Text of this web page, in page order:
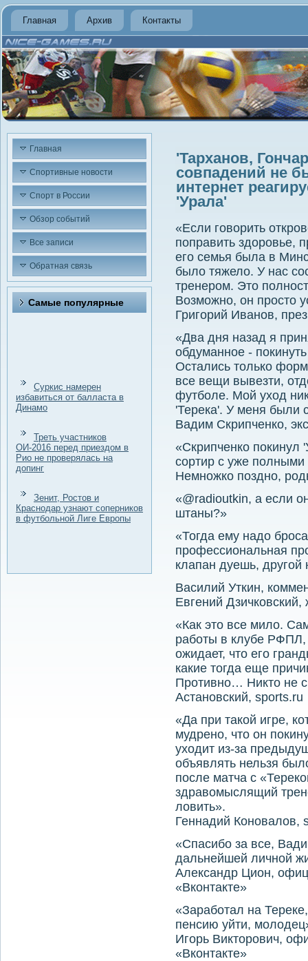
Главная Архив Контакты
Главная
Спортивные новости
Спорт в России
Обзор событий
Все записи
Обратная связь
Самые популярные
Суркис намерен
избавиться от балласта в
Динамо
Треть участников
ОИ-2016 перед приездом в
Рио не проверялась на
допинг
Зенит, Ростов и
Краснодар узнают соперников
в футбольной Лиге Европы
'Тарханов,
совпадений не
интернет
'Урала'
«Если говорить
поправить здоровье,
его семья была в
было тяжело. У нас
тренером. Это
Возможно, он просто
Григорий Иванов,
«Два дня назад я
обдуманное -
Остались только
все вещи вывезти,
футболе. Мой уход
'Терека'. У меня были
Вадим Скрипченко,
«Скрипченко покинул
сортир с уже
Немножко поздно,
«@radioutkin, а если
штаны?»
«Тогда ему надо
профессиональная
клапан дуешь, другой
Василий Уткин,
Евгений
«Как это все мило.
работы в клубе РФПЛ,
ожидает, что его
какие тогда еще
Противно… Никто не
Астановский, sports.ru
«Да при такой игре,
мудрено, что он
уходит из-за
объявлять нельзя
после матча с
здравомыслящий
ловить».
Геннадий Коновалов,
«Спасибо за все,
дальнейшей личной
Александр Цион,
«Вконтакте»
«Заработал на
пенсию уйти,
Игорь Викторович,
«Вконтакте»